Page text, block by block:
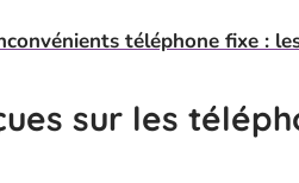
téléphone fixe :
sur les